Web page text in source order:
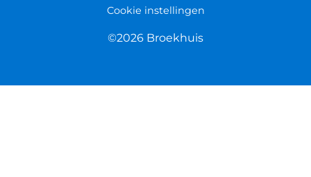
Cookie instellingen
©2026 Broekhuis